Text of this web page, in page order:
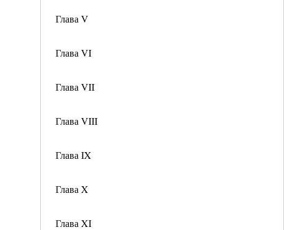
Глава V
Глава VI
Глава VII
Глава VIII
Глава IX
Глава X
Глава XI